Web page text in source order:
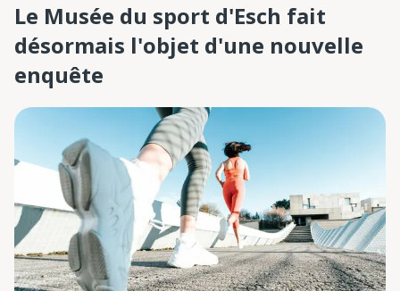
Le Musée du sport d'Esch fait
désormais l'objet d'une nouvelle
enquête